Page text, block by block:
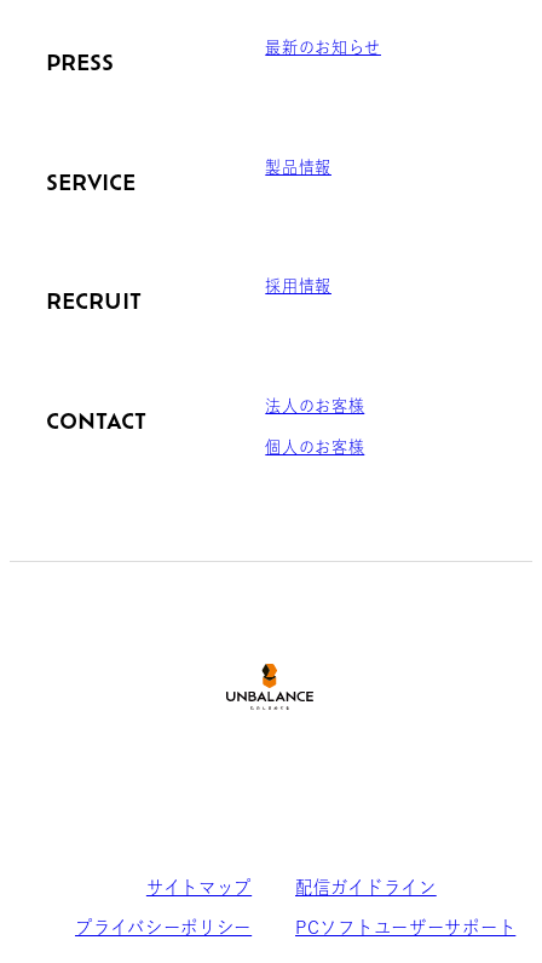
PRESS
最新のお知らせ
SERVICE
製品情報
RECRUIT
採用情報
CONTACT
法人のお客様
個人のお客様
サイトマップ 配信ガイドライン
プライバシーポリシー PCソフトユーザーサポート